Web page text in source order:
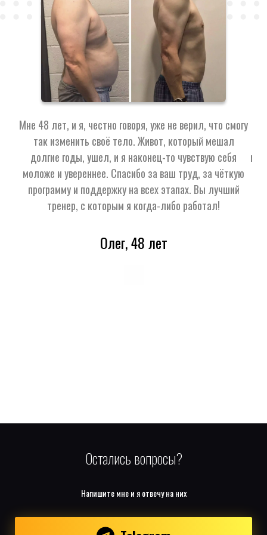
Мне 48 лет, и я, честно говоря, уже не верил, что смогу
так изменить своё тело. Живот, который мешал
долгие годы, ушел, и я наконец-то чувствую себя
моложе и увереннее. Спасибо за ваш труд, за чёткую
программу и поддержку на всех этапах. Вы лучший
тренер, с которым я когда-либо работал!
Олег, 48 лет
Остались вопросы?
Напишите мне и я отвечу на них